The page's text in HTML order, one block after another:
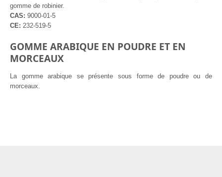
gomme de robinier.
CAS: 9000-01-5
CE: 232-519-5
GOMME ARABIQUE EN POUDRE ET EN
MORCEAUX
La gomme arabique se présente sous forme de poudre ou de
morceaux.